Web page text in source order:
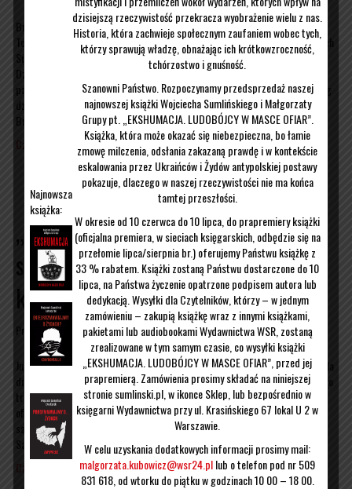
Bronisław Komorowski był reprezentantem rosyjskich interesów w Polsce.
To mocne oskarżenie, ale mam na to wszystko dowody — powiedział Wojciech
Sumliński podczas dyskusji w programie Studio Polska na antenie TVP Info.
Dziennikarz śledczy mówił o mafii realizującej w Polsce interesy rosyjskiego
państwa. Jak tłumaczył, jedną z organizacji, która wpisywała się w ten szereg
działań, była fundacja Pro Civilii, nad którą swoisty patronat objął
Bronisław Komorowski. TAKŻE: Ostra dyskusja…
Czytaj więcej
„Andrzej Lepper nie popełnił
samobójstwa” – o swojej nowej
książce mówi W. Sumliński
Przez Wojciech Sumliński|25/10/2018
Już niedługo na rynku dwie nowe książki autorstwa Wojciecha Sumlińskiego. Na
dniach pojawi się „Oficer”, a za dokładnie miesiąc światło dzienne ujrzy dzieło
traktujące i wyjaśniające okoliczności śmierci Andrzeja Leppera. Według
oficjalnych raportów ten popularny swego czasu polityk, popełnił
samobójstwo. Jednak wszyscy ci, którzy choć odrobinę znali byłego lidera
Samoobrony, nie chcą w to uwierzyć.…
Czytaj więcej
Najnowsza
książka:
dzisiejszą rzeczywistość przekracza wyobrażenie wielu z nas.
Historia, która zachwieje społecznym zaufaniem wobec tych,
którzy sprawują władzę, obnażając ich krótkowzroczność,
tchórzostwo i gnuśność.
Szanowni Państwo. Rozpoczynamy przedsprzedaż naszej
najnowszej książki Wojciecha Sumlińskiego i Małgorzaty
Grupy pt. „EKSHUMACJA. LUDOBÓJCY W MASCE OFIAR”.
Książka, która może okazać się niebezpieczna, bo łamie
zmowę milczenia, odsłania zakazaną prawdę i w kontekście
eskalowania przez Ukraińców i Żydów antypolskiej postawy
pokazuje, dlaczego w naszej rzeczywistości nie ma końca
tamtej przeszłości.
W okresie od 10 czerwca do 10 lipca, do prapremiery książki
(oficjalna premiera, w sieciach księgarskich, odbędzie się na
przełomie lipca/sierpnia br.) oferujemy Państwu książkę z
33 % rabatem. Książki zostaną Państwu dostarczone do 10
lipca, na Państwa życzenie opatrzone podpisem autora lub
dedykacją. Wysyłki dla Czytelników, którzy – w jednym
zamówieniu – zakupią książkę wraz z innymi książkami,
pakietami lub audiobookami Wydawnictwa WSR, zostaną
zrealizowane w tym samym czasie, co wysyłki książki
„EKSHUMACJA. LUDOBÓJCY W MASCE OFIAR”, przed jej
prapremierą. Zamówienia prosimy składać na niniejszej
stronie sumlinski.pl, w ikonce Sklep, lub bezpośrednio w
księgarni Wydawnictwa przy ul. Krasińskiego 67 lokal U 2 w
Warszawie.
W celu uzyskania dodatkowych informacji prosimy mail:
malgorzata.kubowicz@wsr24.pllub o telefon pod nr 509
831 618, od wtorku do piątku w godzinach 10 00 – 18 00.